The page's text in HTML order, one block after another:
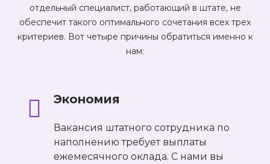
отдельный специалист, работающий в штате, не
обеспечит такого оптимального сочетания всех трех
критериев. Вот четыре причины обратиться именно к
нам:
Экономия
Вакансия штатного сотрудника по
наполнению требует выплаты
ежемесячного оклада. С нами вы